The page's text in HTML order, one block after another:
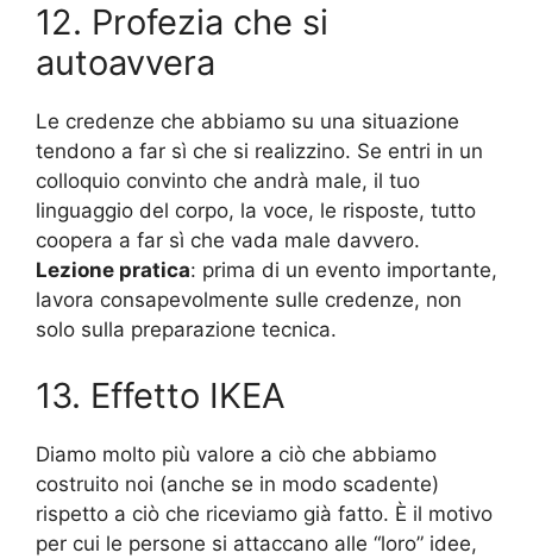
12. Profezia che si
autoavvera
Le credenze che abbiamo su una situazione
tendono a far sì che si realizzino. Se entri in un
colloquio convinto che andrà male, il tuo
linguaggio del corpo, la voce, le risposte, tutto
coopera a far sì che vada male davvero.
Lezione pratica: prima di un evento importante,
lavora consapevolmente sulle credenze, non
solo sulla preparazione tecnica.
13. Effetto IKEA
Diamo molto più valore a ciò che abbiamo
costruito noi (anche se in modo scadente)
rispetto a ciò che riceviamo già fatto. È il motivo
per cui le persone si attaccano alle “loro” idee,